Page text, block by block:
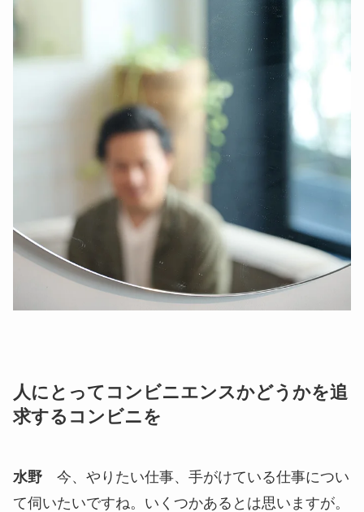
人にとってコンビニエンスかどうかを追
求するコンビニを
水野 今、やりたい仕事、手がけている仕事につい
て伺いたいですね。いくつかあるとは思いますが。